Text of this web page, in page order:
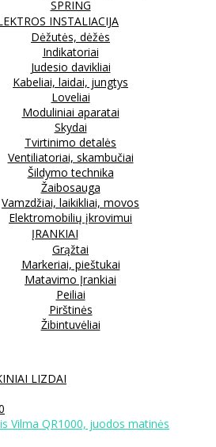
SPRING
INSTALIACIJA
Dėžutės, dėžės
Indikatoriai
Judesio davikliai
Kabeliai, laidai, jungtys
Loveliai
Moduliniai aparatai
Skydai
Tvirtinimo detalės
Ventiliatoriai, skambučiai
Šildymo technika
Žaibosauga
Vamzdžiai, laikikliai, movos
Elektromobilių įkrovimui
ĮRANKIAI
Grąžtai
Markeriai, pieštukai
Matavimo Įrankiai
Peiliai
Pirštinės
Žibintuvėliai
LIZDAI
Vilma QR1000, juodos matinės